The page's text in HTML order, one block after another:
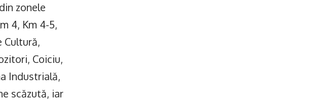
zonele
4, Km 4-5,
Cultură,
Coiciu,
Industrială,
scăzută, iar